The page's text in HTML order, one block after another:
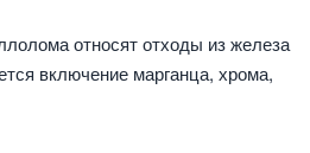
относят отходы из железа
включение марганца, хрома,